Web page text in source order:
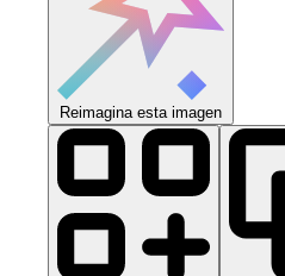
Reimagina esta imagen